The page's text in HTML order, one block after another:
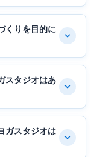
くりを目的に
スタジオはあ
ガスタジオは